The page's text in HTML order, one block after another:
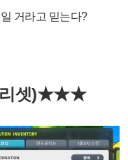
거라고 믿는다?
셋)★★★